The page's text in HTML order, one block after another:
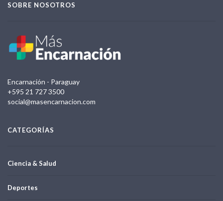
SOBRE NOSOTROS
Encarnación - Paraguay
+595 21 727 3500
social@masencarnacion.com
CATEGORÍAS
Ciencia & Salud
Deportes